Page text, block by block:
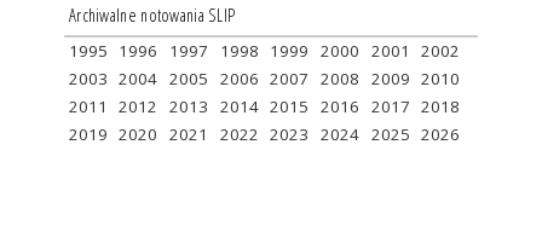
Archiwalne notowania SLIP
1995 1996 1997 1998 1999 2000 2001
2002
2003 2004 2005 2006 2007 2008 2009 2010
2011
2012 2013 2014 2015 2016 2017 2018
2019 2020 2021 2022 2023 2024 2025 2026